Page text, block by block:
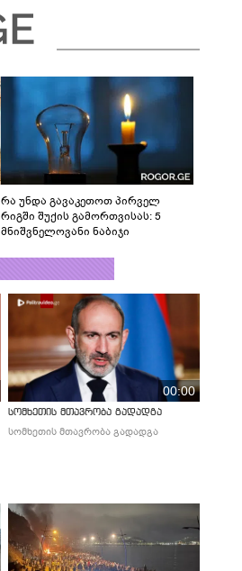
უფსკრულისკენ მიდის“
რა უნდა გავაკეთოთ პირველ
რიგში შუქის გამორთვისას: 5
მნიშვნელოვანი ნაბიჯი
00:00
სომხეთის მთავრობა გადადგა
სომხეთის მთავრობა გადადგა